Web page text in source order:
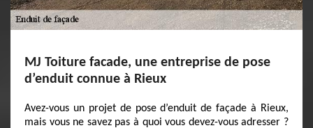
MJ Toiture facade, une entreprise de pose
d’enduit connue à Rieux
Avez-vous un projet de pose d’enduit de façade à Rieux,
mais vous ne savez pas à quoi vous devez-vous adresser ?